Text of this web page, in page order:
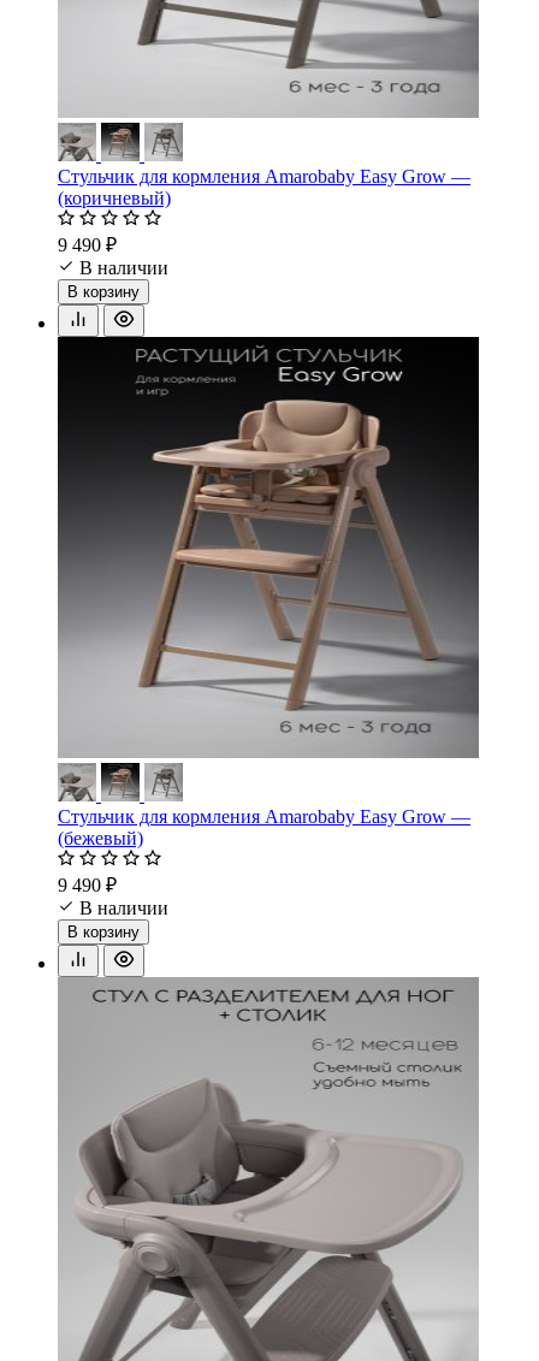
Стульчик для кормления Amarobaby Easy Grow —
(коричневый)
9 490 ₽
В наличии
В корзину
Стульчик для кормления Amarobaby Easy Grow —
(бежевый)
9 490 ₽
В наличии
В корзину